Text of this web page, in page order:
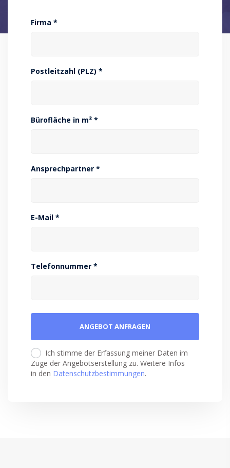
Firma *
Postleitzahl (PLZ) *
Bürofläche in m² *
Ansprechpartner *
E-Mail *
Telefonnummer *
Ich stimme der Erfassung meiner Daten im
Zuge der Angebotserstellung zu. Weitere Infos
in den Datenschutzbestimmungen.